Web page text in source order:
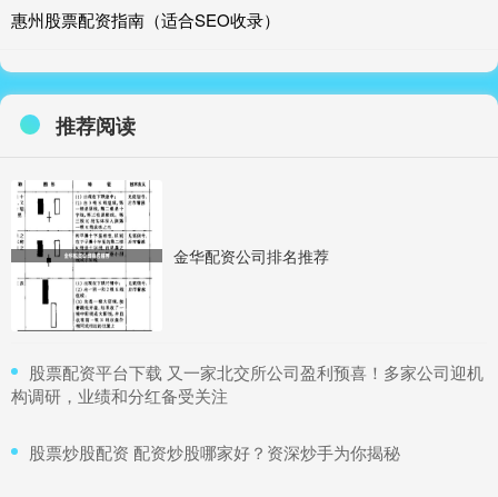
惠州股票配资指南（适合SEO收录）
推荐阅读
金华配资公司排名推荐
​股票配资平台下载 又一家北交所公司盈利预喜！多家公司迎机
构调研，业绩和分红备受关注
​股票炒股配资 配资炒股哪家好？资深炒手为你揭秘